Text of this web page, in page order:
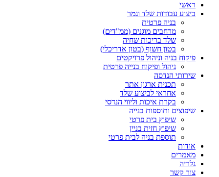
ראשי
ביצוע עבודות שלד וגמר
בניה פרטית
מרחבים מוגנים (ממ"דים)
שלד בריכות שחיה
בטון חשוף (בטון אדריכלי)
פיקוח בניה וניהול פרויקטים
ניהול ופיקוח בנייה פרטית
שירותי הנדסה
תכנית ארגון אתר
אחראי לביצוע שלד
בקרת איכות וליווי הנדסי
שיפוצים ותוספות בנייה
שיפוץ בית פרטי
שיפוץ חזית בניין
תוספת בניה לבית פרטי
אודות
מאמרים
גלריה
צור קשר